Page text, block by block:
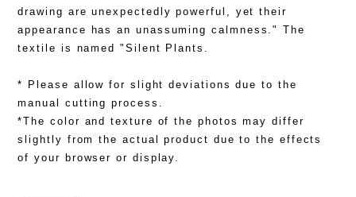
drawing are unexpectedly powerful, yet their
appearance has an unassuming calmness." The
textile is named "Silent Plants.
* Please allow for slight deviations due to the
manual cutting process.
*The color and texture of the photos may differ
slightly from the actual product due to the effects
of your browser or display.